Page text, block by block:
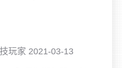
玩家 2021-03-13